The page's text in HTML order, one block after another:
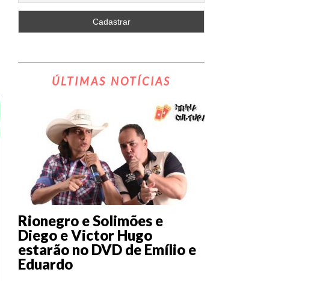
ÚLTIMAS NOTÍCIAS
Rionegro e Solimões e
Diego e Victor Hugo
estarão no DVD de Emílio e
Eduardo